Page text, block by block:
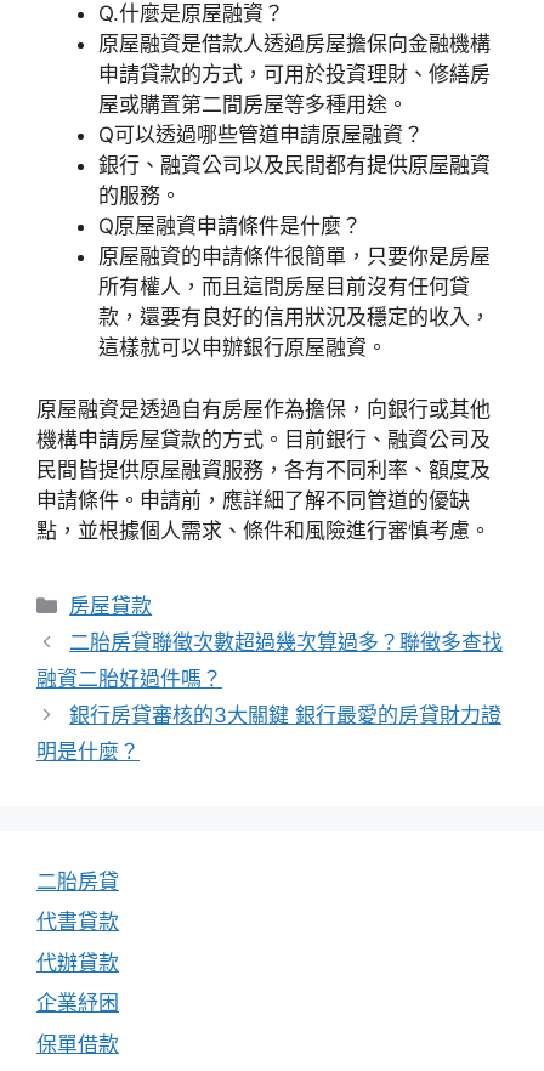
Q.什麼是原屋融資？
原屋融資是借款人透過房屋擔保向金融機構
申請貸款的方式，可用於投資理財、修繕房
屋或購置第二間房屋等多種用途。
Q可以透過哪些管道申請原屋融資？
銀行、融資公司以及民間都有提供原屋融資
的服務。
Q原屋融資申請條件是什麼？
原屋融資的申請條件很簡單，只要你是房屋
所有權人，而且這間房屋目前沒有任何貸
款，還要有良好的信用狀況及穩定的收入，
這樣就可以申辦銀行原屋融資。
原屋融資是透過自有房屋作為擔保，向銀行或其他
機構申請房屋貸款的方式。目前銀行、融資公司及
民間皆提供原屋融資服務，各有不同利率、額度及
申請條件。申請前，應詳細了解不同管道的優缺
點，並根據個人需求、條件和風險進行審慎考慮。
分
類
房屋貸款
二胎房貸聯徵次數超過幾次算過多？聯徵多查找
融資二胎好過件嗎？
銀行房貸審核的3大關鍵 銀行最愛的房貸財力證
明是什麼？
二胎房貸
代書貸款
代辦貸款
企業紓困
保單借款